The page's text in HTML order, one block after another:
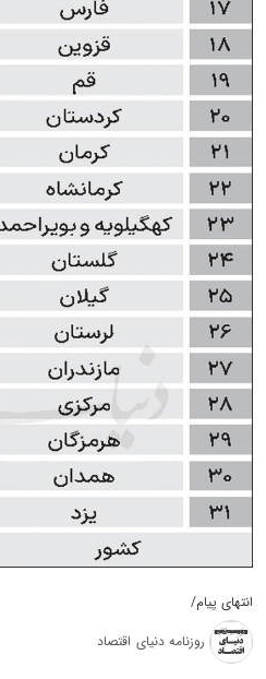
انتهای پیام/
روزنامه دنیای اقتصاد